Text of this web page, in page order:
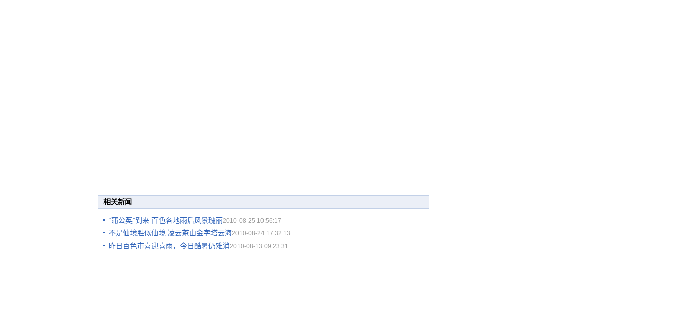
相关新闻
“蒲公英”到来 百色各地雨后风景瑰丽2010-08-25 10:56:17
不是仙境胜似仙境 凌云茶山金字塔云海2010-08-24 17:32:13
昨日百色市喜迎喜雨，今日酷暑仍难消2010-08-13 09:23:31